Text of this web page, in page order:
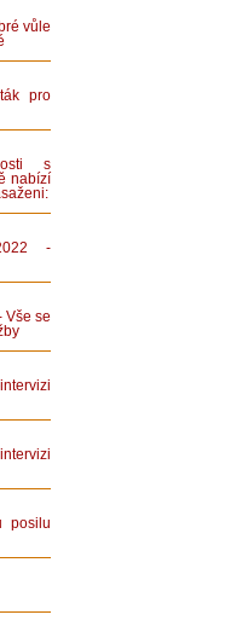
vůle
pro
s
nabízí
-
Vše se
posilu